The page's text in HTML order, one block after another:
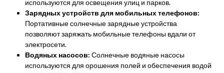
используются для освещения улиц и парков.
Зарядных устройств для мобильных телефонов:
Портативные солнечные зарядные устройства
позволяют заряжать мобильные телефоны вдали от
электросети.
Водяных насосов: Солнечные водяные насосы
используются для орошения полей и обеспечения водой